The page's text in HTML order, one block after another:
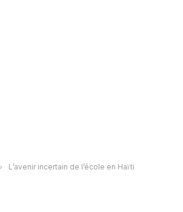
L’avenir incertain de l’école en Haïti